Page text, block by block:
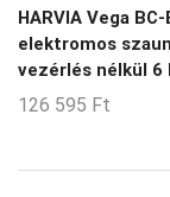
HARVIA Vega BC-
elektromos
vezérlés nélkül 6
126 595 Ft